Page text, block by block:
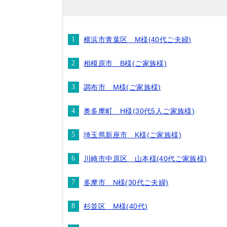
横浜市青葉区 M様(40代ご夫婦)
相模原市 B様(ご家族様)
調布市 M様(ご家族様)
奥多摩町 H様(30代5人ご家族様)
埼玉県新座市 K様(ご家族様)
川崎市中原区 山本様(40代ご家族様)
多摩市 N様(30代ご夫婦)
杉並区 M様(40代)